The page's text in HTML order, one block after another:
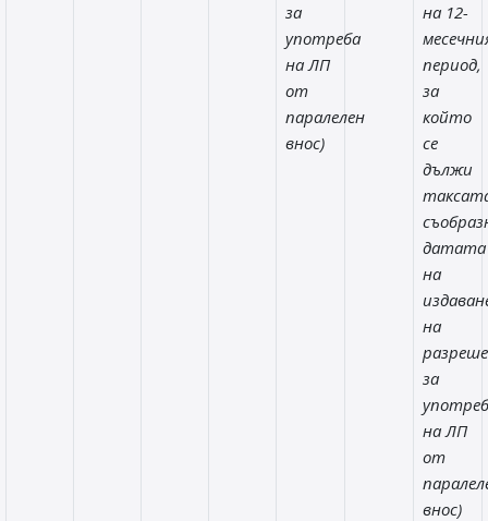
за
употреба
на ЛП
от
паралелен
внос)
на 12-
период,
за
който
се
дължи
датата
на
на
за
на ЛП
от
внос)